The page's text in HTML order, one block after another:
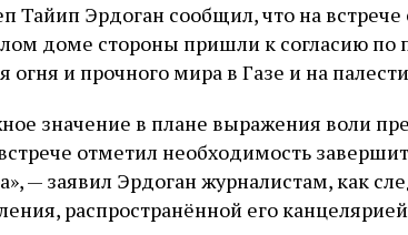
Тайип Эрдоган сообщил, что на
доме стороны пришли к согласию по
и прочного мира в Газе и на
значение в плане выражения воли
отметил необходимость
— заявил Эрдоган журналистам, как
распространённой его
к каббале,
параллели
Планета обезьян
усилиями ведущих мировых СМИ
ли дело случая или следствие
часть проекта. Задача которого
сформулирована так: создание
30 июля Книжный разговор